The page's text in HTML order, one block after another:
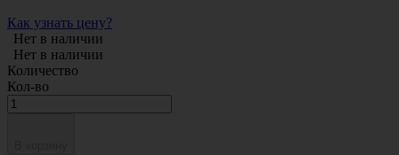
Как узнать цену?
Нет в наличии
Нет в наличии
Количество
Кол-во